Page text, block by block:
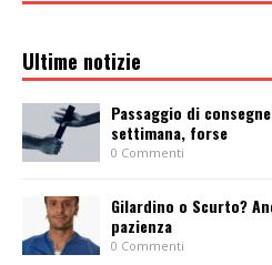
Ultime notizie
Passaggio di
settimana, forse
0 Commenti
Gilardino o Scurto?
pazienza
0 Commenti